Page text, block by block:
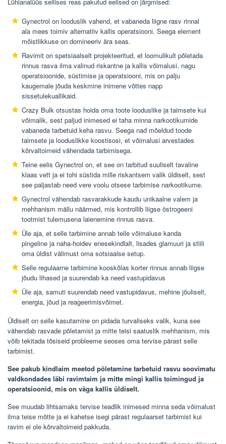
Gynectrol on looduslik vahend, et vabaneda liigne rasv rinnal
ala mees toimiv alternatiiv kallis operatsiooni. Seega element
mõistlikkuse on domineeriv ära seas.
Ravimit on spetsiaalselt projekteeritud, et loomulikult põletada
rinnus rasva ilma valinud riskantne ja kallis võimalusi, nagu
operatsioonide, süstimise ja operatsiooni, mis on palju
kaugemale jõuda keskmine inimene võttes napp
sissetulekuallikaid.
Crazy Bulk otsustas hoida oma toote looduslike ja taimsete kui
võimalik, sest paljud inimesed ei taha minna narkootikumide
vabaneda tarbetuid keha rasvu. Seega nad mõeldud toode
taimsete ja looduslikke koostisosi, et võimalusi arvestades
kõrvaltoimeid vähendada tarbimisega.
Teine eelis Gynectrol on, et see on tarbitud suuliselt tavaline
klaas vett ja ei tohi süstida mille riskantsem valik üldiselt, sest
see paljastab need vere voolu otsese tarbimise narkootikume.
Gynectrol vähendab rasvarakkude kaudu unikaalne valem ja
mehhanism mällu näärmed, mis kontrollib liigse östrogeeni
tootmist tulemusena laienemine rinnus rasva.
Üle aja, et selle tarbimine annab teile võimaluse kanda
pingeline ja naha-hoidev enesekindlalt, lisades glamuuri ja stiili
oma üldist välimust oma sotsiaalse setup.
Selle regulaarne tarbimine kooskõlas korter rinnus annab liigse
jõudu lihased ja suurendab ka need vastupidavus
Üle aja, samuti suurendab need vastupidavus, mehine jõuliselt,
energia, jõud ja reageerimisvõimet.
Üldiselt on selle kasutamine on pidada turvaliseks valik, kuna see
vähendab rasvade põletamist ja mitte teisi saatuslik mehhanism, mis
võib tekitada tõsiseid probleeme seoses oma tervise pärast selle
tarbimist.
See pakub kindlaim meetod põletamine tarbetuid rasvu soovimatu
valdkondades läbi ravimtaim ja mitte mingi kallis toimingud ja
operatsioonid, mis on väga kallis üldiselt.
See muudab lihtsamaks tervise teadlik inimesed minna seda võimalust
ilma teise mõtte ja ei kahetse isegi pärast regulaarset tarbimist kui
ravim ei ole kõrvaltoimeid pakkuda.